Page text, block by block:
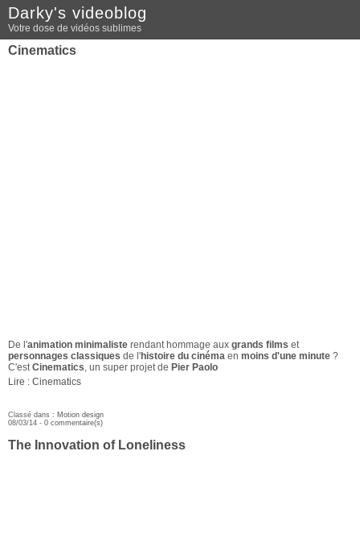
Darky's videoblog
Votre dose de vidéos sublimes
Cinematics
De l'animation minimaliste rendant hommage aux grands films et
personnages classiques de l'histoire du cinéma en moins d'une minute ?
C'estCinematics, un super projet de Pier Paolo
Lire : Cinematics
Classé dans : Motion design
08/03/14 - 0 commentaire(s)
The Innovation of Loneliness